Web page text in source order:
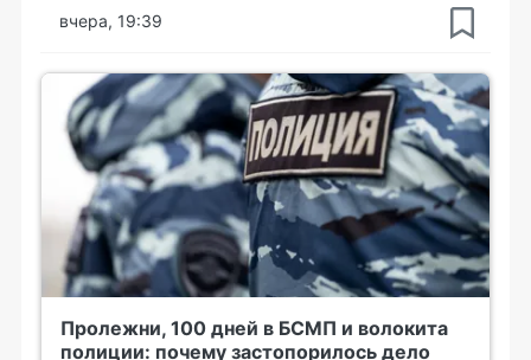
вчера, 19:39
Пролежни, 100 дней в БСМП и волокита
полиции: почему застопорилось дело